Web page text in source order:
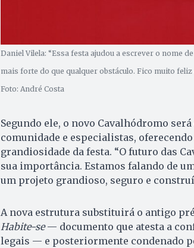
Daniel Vilela: “Essa festa ajudou a escrever o nome
mais forte do que qualquer obstáculo. Fico muito
Foto: André Costa
Segundo ele, o novo Cavalhódromo
comunidade e especialistas,
grandiosidade da festa. “O futuro das
sua importância. Estamos falando de
um projeto grandioso, seguro e
A nova estrutura substituirá o antigo
Habite-se— documento que atesta a
legais — e posteriormente condenado